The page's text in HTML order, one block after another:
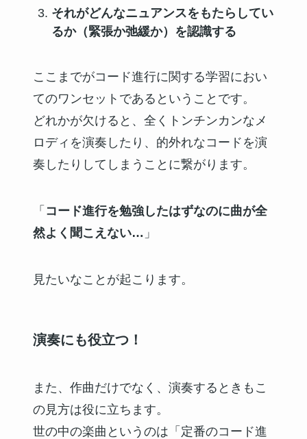
それがどんなニュアンスをもたらしてい
るか（緊張か弛緩か）を認識する
ここまでがコード進行に関する学習におい
てのワンセットであるということです。
どれかが欠けると、全くトンチンカンなメ
ロディを演奏したり、的外れなコードを演
奏したりしてしまうことに繋がります。
「 コード進行を勉強したはずなのに曲が全
然よく聞こえない… 」
見たいなことが起こります。
演奏にも役立つ！
また、作曲だけでなく、演奏するときもこ
の見方は役に立ちます。
世の中の楽曲というのは「定番のコード進